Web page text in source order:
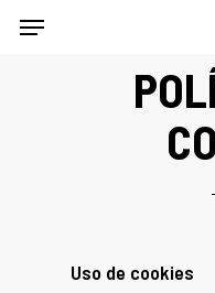
Menu
Uso de cookies